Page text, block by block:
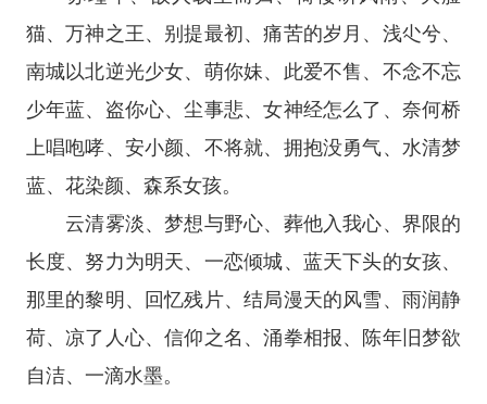
猫、万神之王、别提最初、痛苦的岁月、浅尐兮、
南城以北逆光少女、萌你妹、此爱不售、不念不忘
少年蓝、盗你心、尘事悲、女神经怎么了、奈何桥
上唱咆哮、安小颜、不将就、拥抱没勇气、水清梦
蓝、花染颜、森系女孩。
云清雾淡、梦想与野心、葬他入我心、界限的
长度、努力为明天、一恋倾城、蓝天下头的女孩、
那里的黎明、回忆残片、结局漫天的风雪、雨润静
荷、凉了人心、信仰之名、涌拳相报、陈年旧梦欲
自洁、一滴水墨。